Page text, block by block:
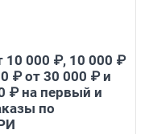
10 000 ₽, 10 000 ₽
₽ от 30 000 ₽ и
₽ на первый и
по